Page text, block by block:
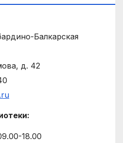
Балкарская
д. 42
18.00